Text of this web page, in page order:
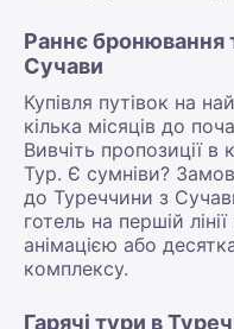
Раннє бронювання
Сучави
Купівля путівок на
кілька місяців до
Вивчіть пропозиції в
Тур. Є сумніви?
до Туреччини з
готель на першій
анімацією або
комплексу.
Гарячі тури в